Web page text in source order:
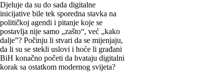
Djeluje da su do sada digitalne
inicijative bile tek sporedna stavka na
političkoj agendi i pitanje koje se
postavlja nije samo „zašto“, već „kako
dalje”? Počinju li stvari da se mijenjaju,
da li su se stekli uslovi i hoće li građani
BiH konačno početi da hvataju digitalni
korak sa ostatkom modernog svijeta?